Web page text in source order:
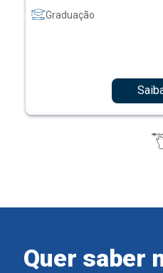
Graduação
Quer saber